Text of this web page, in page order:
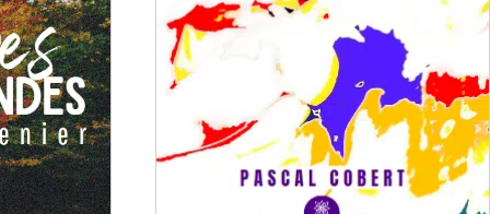
être
choisies
sur
du